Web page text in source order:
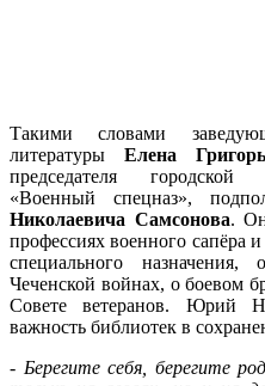
Такими словами
литературы Елена
председателя городской
«Военный спецназ»,
Николаевича Самсонова.
профессиях военного сапёра
специального
Чеченской войнах, о боевом
Совете ветеранов. Юрий
важность библиотек в
- Берегите себя, берегите